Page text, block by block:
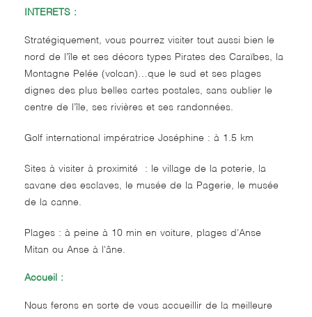
INTERETS :
Stratégiquement, vous pourrez visiter tout aussi bien le
nord de l’île et ses décors types Pirates des Caraïbes, la
Montagne Pelée (volcan)…que le sud et ses plages
dignes des plus belles cartes postales, sans oublier le
centre de l’île, ses rivières et ses randonnées.
Golf international impératrice Joséphine : à 1.5 km
Sites à visiter à proximité : le village de la poterie, la
savane des esclaves, le musée de la Pagerie, le musée
de la canne.
Plages : à peine à 10 min en voiture, plages d'Anse
Mitan ou Anse à l'âne.
Accueil :
Nous ferons en sorte de vous accueillir de la meilleure